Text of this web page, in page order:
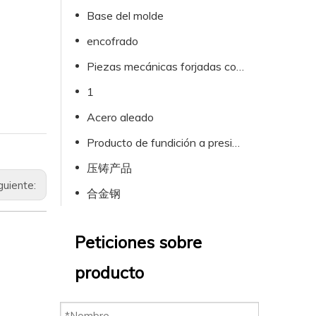
Base del molde
encofrado
1
Acero aleado
压铸产品
合金钢
Peticiones sobre
producto